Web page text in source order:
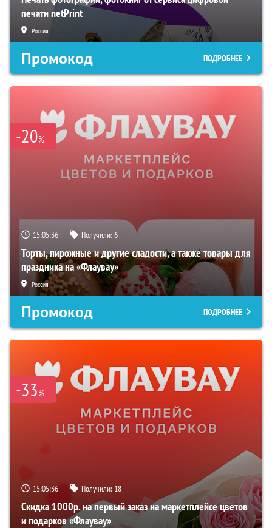
печати netPrint
Россия
Промокод ПОДРОБНЕЕ
-20%
15:05:35 Получили:6
Торты, пирожные и другие сладости, а также товары для
праздника на «Флаувау»
Россия
Промокод ПОДРОБНЕЕ
-33%
15:05:35 Получили: 18
Скидка 1000р. на первый заказ на маркетплейсе цветов
и подарков «Флаувау»